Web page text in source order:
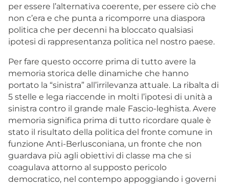
per essere l’alternativa coerente, per essere ciò che
non c’era e che punta a ricomporre una diaspora
politica che per decenni ha bloccato qualsiasi
ipotesi di rappresentanza politica nel nostro paese.
Per fare questo occorre prima di tutto avere la
memoria storica delle dinamiche che hanno
portato la “sinistra” all’irrilevanza attuale. La ribalta di
5 stelle e lega riaccende in molti l’ipotesi di unità a
sinistra contro il grande male Fascio-leghista. Avere
memoria significa prima di tutto ricordare quale è
stato il risultato della politica del fronte comune in
funzione Anti-Berlusconiana, un fronte che non
guardava più agli obiettivi di classe ma che si
coagulava attorno al supposto pericolo
democratico, nel contempo appoggiando i governi